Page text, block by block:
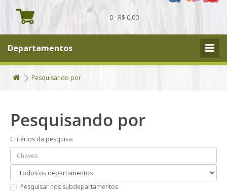
0 - R$ 0,00
Departamentos
Pesquisando por
Pesquisando por
Critérios da pesquisa:
Pesquisar nos subdepartamentos